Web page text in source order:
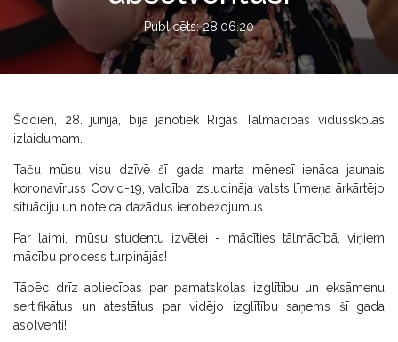
Publicēts: 28.06.20
Šodien, 28. jūnijā, bija jānotiek Rīgas Tālmācības vidusskolas
izlaidumam.
Taču mūsu visu dzīvē šī gada marta mēnesī ienāca jaunais
koronavīruss Covid-19, valdība izsludināja valsts līmeņa ārkārtējo
situāciju un noteica dažādus ierobežojumus.
Par laimi, mūsu studentu izvēlei - mācīties tālmācībā, viņiem
mācību process turpinājās!
Tāpēc drīz apliecības par pamatskolas izglītību un eksāmenu
sertifikātus un atestātus par vidējo izglītību saņems šī gada
asolventi!